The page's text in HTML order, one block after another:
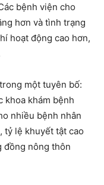
bệnh viện cho
hơn và tình trạng
hoạt động cao hơn,
một tuyên bố:
khoa khám bệnh
nhiều bệnh nhân
tỷ lệ khuyết tật cao
đồng nông thôn